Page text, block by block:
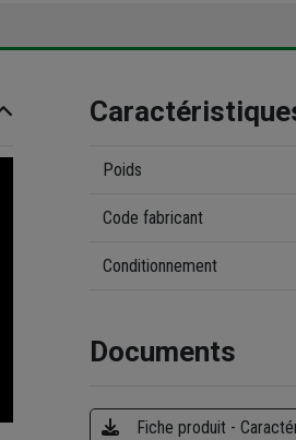
Poids
Code fabricant
Conditionnement
Documents
Fiche produit -